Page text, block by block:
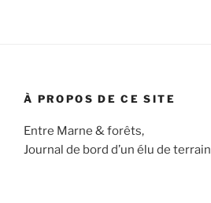
À PROPOS DE CE SITE
Entre Marne & forêts,
Journal de bord d’un élu de terrain